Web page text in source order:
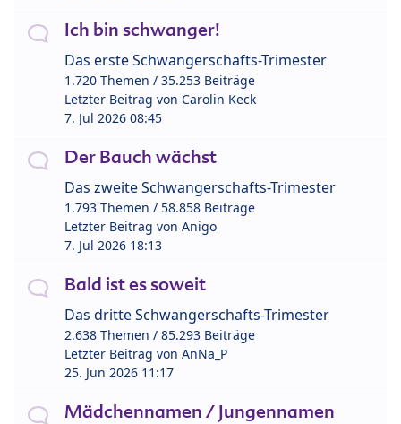
Ich bin schwanger!
Das erste Schwangerschafts-Trimester
1.720 Themen / 35.253 Beiträge
Letzter Beitrag von Carolin Keck
7. Jul 2026 08:45
Der Bauch wächst
Das zweite Schwangerschafts-Trimester
1.793 Themen / 58.858 Beiträge
Letzter Beitrag von Anigo
7. Jul 2026 18:13
Bald ist es soweit
Das dritte Schwangerschafts-Trimester
2.638 Themen / 85.293 Beiträge
Letzter Beitrag von AnNa_P
25. Jun 2026 11:17
Mädchennamen / Jungennamen